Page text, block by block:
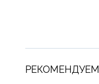
РЕКОМЕНДУЕМ